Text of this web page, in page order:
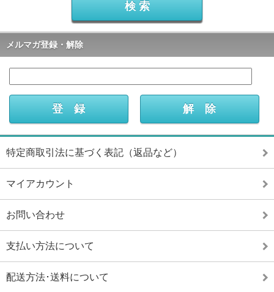
メルマガ登録・解除
特定商取引法に基づく表記（返品など）
マイアカウント
お問い合わせ
支払い方法について
配送方法･送料について